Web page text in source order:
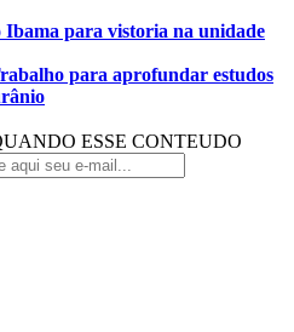
Ibama para vistoria na unidade
para aprofundar estudos
ESSE CONTEUDO